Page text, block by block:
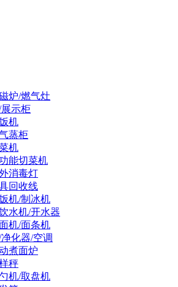
炉/燃气灶
示柜
机
蒸柜
机
能切菜机
消毒灯
回收线
机/制冰机
水机/开水器
机/面条机
化器/空调
煮面炉
秤
机/取盘机